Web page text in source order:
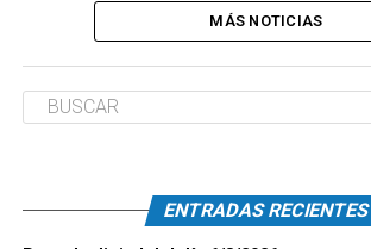
MÁS NOTICIAS
ENTRADAS RECIENTES